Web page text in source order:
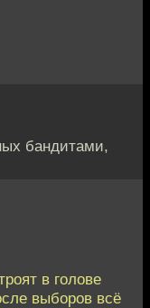
бандитами,
в голове
выборов всё